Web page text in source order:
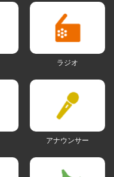
ラジオ
アナウンサー